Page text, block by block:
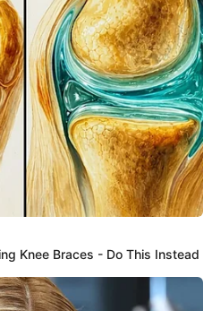
| Mujer es acusada de
a un menor de 14 años
pronunciado